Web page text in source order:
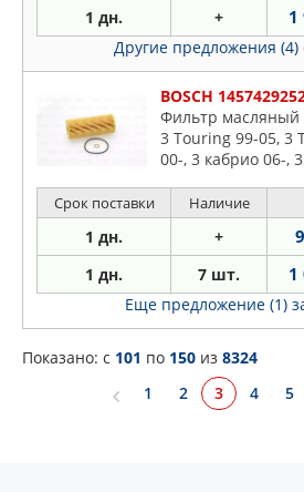
1 дн. + 1
Другие предложения (4)
BOSCH
Фильтр масляный
3 Touring 99-05, 3
00-, 3 кабрио 06-,
Срок поставки Наличие
1 дн. +
1 дн. 7 шт. 1
Еще предложение (1)
Показано: c 101 по 150 из 8324
1
2 3 4 5